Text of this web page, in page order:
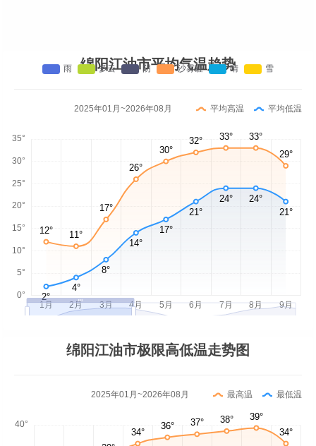
绵阳江油市平均气温趋势
2025年01月~2026年08月 平均高温 平均低温
绵阳江油市极限高低温走势图
2025年01月~2026年08月 最高温 最低温